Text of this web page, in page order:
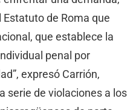
de Roma que
que establece la
penal por
expresó Carrión,
serie de violaciones a los